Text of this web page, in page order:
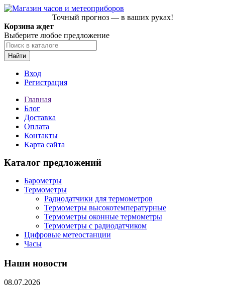
Точный прогноз — в ваших руках!
Корзина ждет
Выберите любое предложение
Найти
Вход
Регистрация
Главная
Блог
Доставка
Оплата
Контакты
Карта сайта
Каталог предложений
Барометры
Термометры
Радиодатчики для термометров
Термометры высокотемпературные
Термометры оконные термометры
Термометры с радиодатчиком
Цифровые метеостанции
Часы
Наши новости
08.07.2026